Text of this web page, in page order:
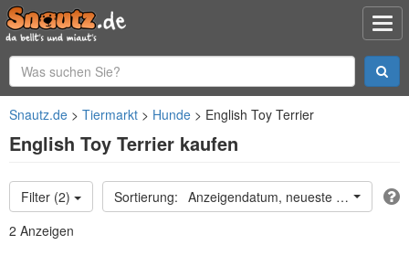
Snautz.de Tiermarkt Hunde English Toy Terrier
English Toy Terrier kaufen
Filter (2)
Anzeigendatum, neueste oben
2 Anzeigen